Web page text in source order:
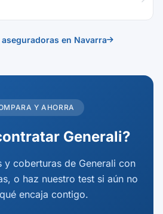
en Navarra
Y AHORRA
Generali?
y coberturas de Generali con
o haz nuestro test si aún no
encaja contigo.